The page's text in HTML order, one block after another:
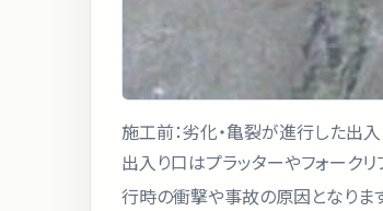
施工前：劣化・亀裂が進行した出
出入り口はプラッターやフォーク
行時の衝撃や事故の原因となりま